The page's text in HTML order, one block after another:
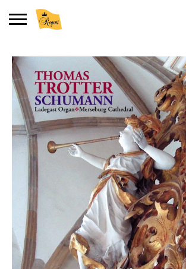
for:
Shopping Basket
No products in the basket.